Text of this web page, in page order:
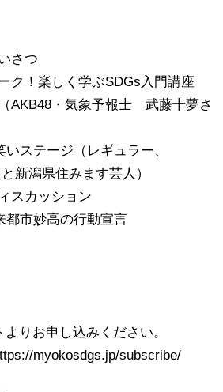
さつ
ク！楽しく学ぶSDGs入門講座
AKB48・気象予報士 武藤十夢さ
ステージ（レギュラー、
新潟県住みます芸人）
スカッション
市妙高の行動宣言
りお申し込みください。
myokosdgs.jp/subscribe/